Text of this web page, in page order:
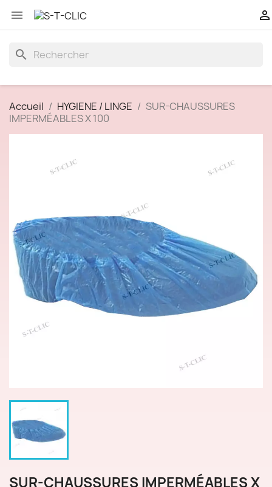
 
search
Accueil HYGIENE / LINGE
SUR-CHAUSSURES
IMPERMÉABLES X 100
SUR-CHAUSSURES IMPERMÉABLES X